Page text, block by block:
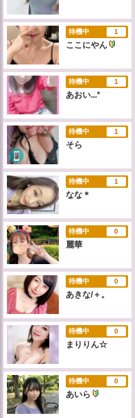
せんか？
35
待機中 1
ここにやん
待機中 1
あおい...*
待機中 1
そら
待機中 1
なな＊
待機中 0
麗華
待機中 0
あきな/＋。
待機中 0
まりりん☆
待機中 0
あいら